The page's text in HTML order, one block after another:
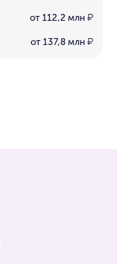
от 112,2 млн ₽
от 137,8 млн ₽